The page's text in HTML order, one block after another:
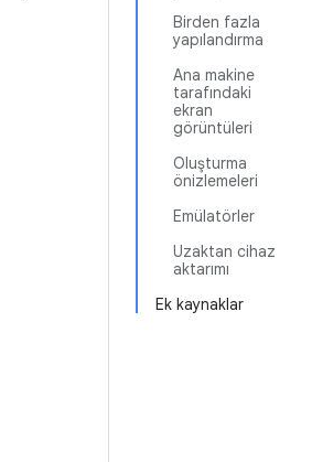
Birden fazla
yapılandırma
Ana makine
tarafındaki
ekran
görüntüleri
Oluşturma
önizlemeleri
Emülatörler
Uzaktan cihaz
aktarımı
Ek kaynaklar